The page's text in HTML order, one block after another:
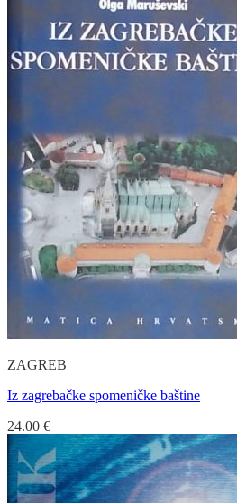
ZAGREB
Iz zagrebačke spomeničke baštine
24.00 €